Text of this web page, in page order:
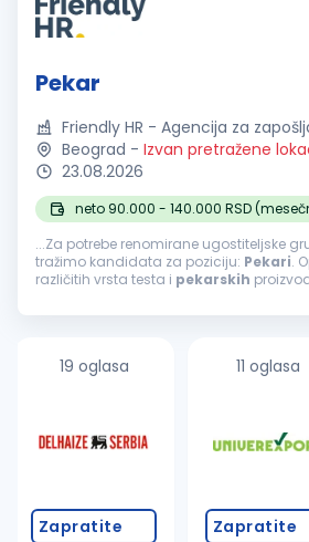
Pekar
Friendly HR - Agencija za
Beograd - Izvan pretražene
23.08.2026
neto 90.000 - 140.000 RSD
...Za potrebe renomirane ugostiteljske
tražimo kandidata za poziciju: Pekari.
različitih vrsta testa i pekarskih
definisanim...
19 oglasa
Zapratite
11 oglasa
Zapratite